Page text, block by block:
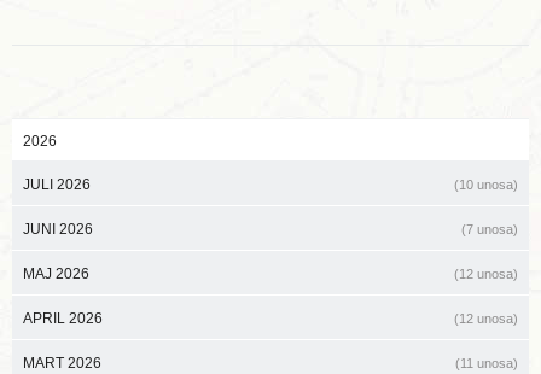
2026
JULI 2026 (10 unosa)
JUNI 2026 (7 unosa)
MAJ 2026 (12 unosa)
APRIL 2026 (12 unosa)
MART 2026 (11 unosa)